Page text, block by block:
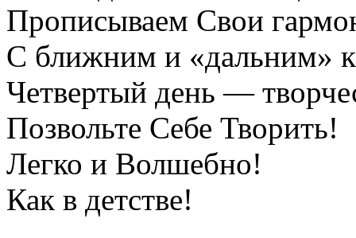
Прописываем Свои
С ближним и «дальним»
Четвертый день —
Позвольте Себе Творить!
Легко и Волшебно!
Как в детстве!